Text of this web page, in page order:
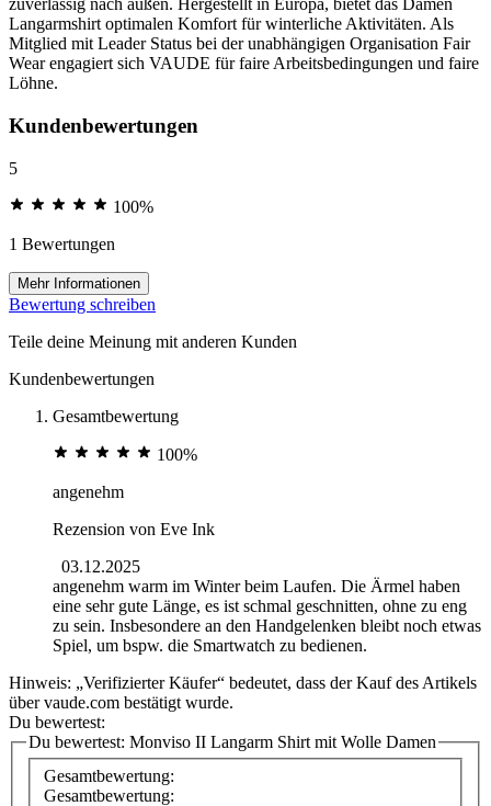
zuverlässig nach außen. Hergestellt in Europa, bietet das Damen
Langarmshirt optimalen Komfort für winterliche Aktivitäten. Als
Mitglied mit Leader Status bei der unabhängigen Organisation Fair
Wear engagiert sich VAUDE für faire Arbeitsbedingungen und faire
Löhne.
Kundenbewertungen
5
100%
1 Bewertungen
Mehr Informationen
Bewertung schreiben
Teile deine Meinung mit anderen Kunden
Kundenbewertungen
Gesamtbewertung
100%
angenehm
Rezension von Eve Ink
03.12.2025
angenehm warm im Winter beim Laufen. Die Ärmel haben
eine sehr gute Länge, es ist schmal geschnitten, ohne zu eng
zu sein. Insbesondere an den Handgelenken bleibt noch etwas
Spiel, um bspw. die Smartwatch zu bedienen.
Hinweis: „Verifizierter Käufer“ bedeutet, dass der Kauf des Artikels
über vaude.com bestätigt wurde.
Du bewertest:
Du bewertest: Monviso II Langarm Shirt mit Wolle Damen
Gesamtbewertung:
Gesamtbewertung: